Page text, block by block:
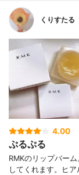
くりすたる
4.00
ぷるぷる
RMKのリップバー
してくれます。ヒ